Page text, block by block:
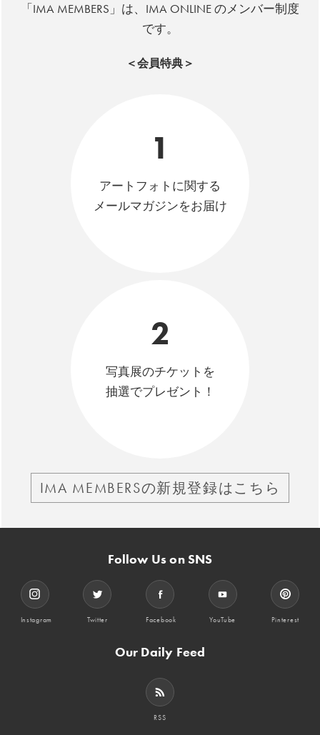
「IMA MEMBERS」は、IMA ONLINE のメンバー制度
です。
＜会員特典＞
1
アートフォトに関する
メールマガジンをお届け
2
写真展のチケットを
抽選でプレゼント！
IMA MEMBERSの新規登録はこちら
Follow Us on SNS
Instagram Twitter Facebook YouTube Pinterest
Our Daily Feed
RSS